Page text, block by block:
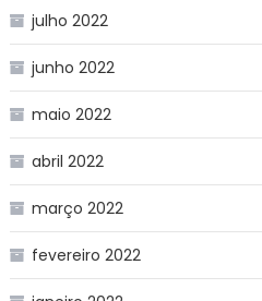
julho 2022
junho 2022
maio 2022
abril 2022
março 2022
fevereiro 2022